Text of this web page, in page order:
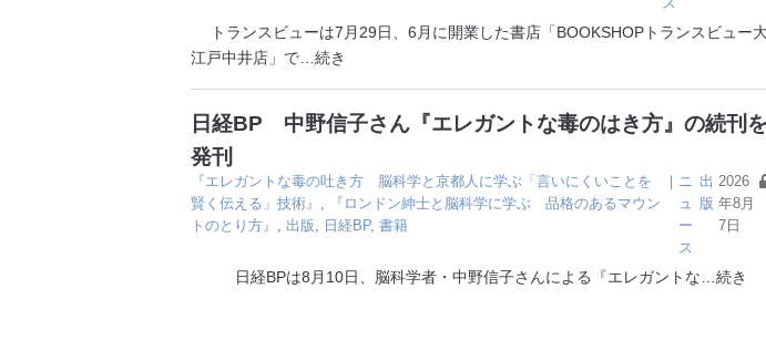
トランスビューは7月29日、6月に開業した書店「BOOKSHOPトランスビュー
江戸中井店」で …続き
日経BP 中野信子さん『エレガントな毒のはき方』の続刊を
発刊
『エレガントな毒の吐き方 脳科学と京都人に学ぶ「言いにくいことを
賢く伝える」技術』 ,
『ロンドン紳士と脳科学に学ぶ 品格のあるマウン
トのとり方』 , 出版, 日経BP, 書籍
｜ ニ
ュ
ー
ス
出
版
2026
年8月
7日
日経BPは8月10日、脳科学者・中野信子さんによる『エレガントな …続き